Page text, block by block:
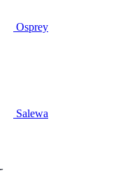
Osprey
Salewa